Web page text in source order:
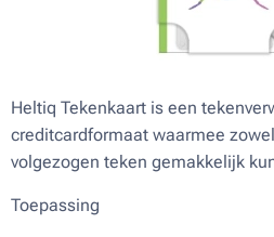
Heltiq Tekenkaart is een
creditcardformaat waarmee
volgezogen teken gemakkelijk
Toepassing